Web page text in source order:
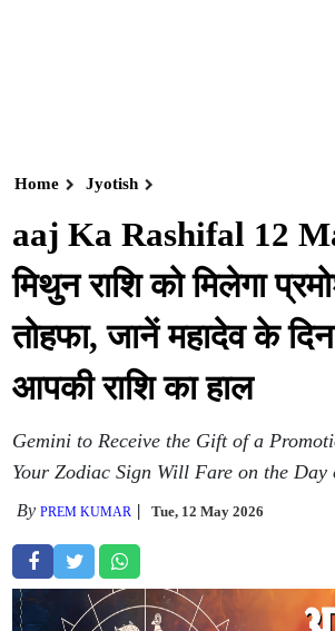
Home Jyotish
aaj Ka Rashifal 12
मिथुन राशि को मिलेगा
तोहफा, जानें महादेव के
आपकी राशि का हाल
Gemini to Receive the Gift of a
Your Zodiac Sign Will Fare on the Day
ByPREM KUMAR Tue, 12 May 2026